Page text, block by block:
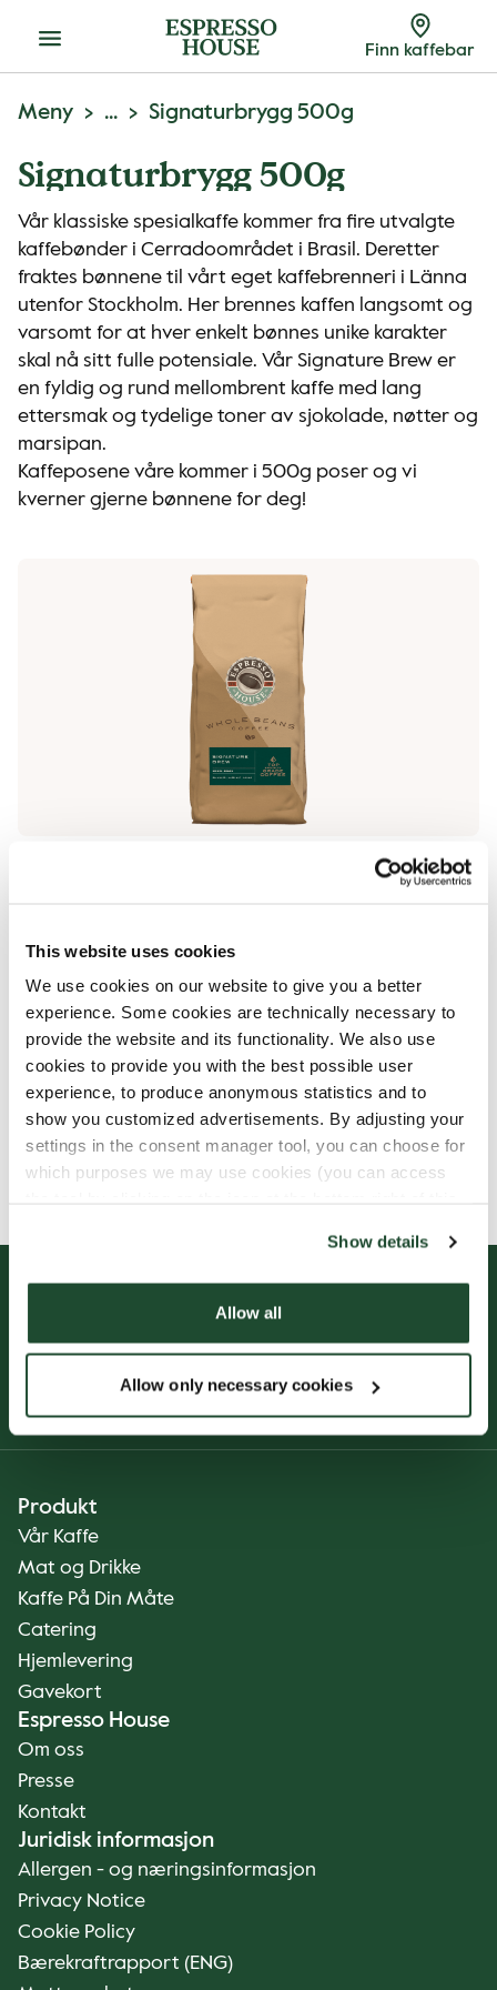
This website uses cookies
We use cookies on our website to give you a better
experience. Some cookies are technically necessary to
provide the website and its functionality. We also use
cookies to provide you with the best possible user
experience, to produce anonymous statistics and to
show you customized advertisements. By adjusting your
settings in the consent manager tool, you can choose for
which purposes we may use cookies (you can access
Show details
Allow all
Allow only necessary cookies
Meny Finn kaffebar
Meny ... Signaturbrygg 500g
Signaturbrygg 500g
Vår klassiske spesialkaffe kommer fra fire utvalgte
kaffebønder i Cerradoområdet i Brasil. Deretter
fraktes bønnene til vårt eget kaffebrenneri i Länna
utenfor Stockholm. Her brennes kaffen langsomt og
varsomt for at hver enkelt bønnes unike karakter
skal nå sitt fulle potensiale. Vår Signature Brew er
en fyldig og rund mellombrent kaffe med lang
ettersmak og tydelige toner av sjokolade, nøtter og
marsipan.
Kaffeposene våre kommer i 500g poser og vi
kverner gjerne bønnene for deg!
Alle våre produkter kan inneholde små
spor av allergener.
Alle våre produkter håndteres med forsiktighet,
til tross for at det er en risiko for at ulike
produkter kan komme i kontakt med hverandre
og forurensning av allergener kan oppstå..
Les mer på vår allergen-guide
Produkt
Vår Kaffe
Mat og Drikke
Kaffe På Din Måte
Catering
Hjemlevering
Gavekort
Espresso House
Om oss
Presse
Kontakt
Juridisk informasjon
Allergen - og næringsinformasjon
Privacy Notice
Cookie Policy
Bærekraftrapport (ENG)